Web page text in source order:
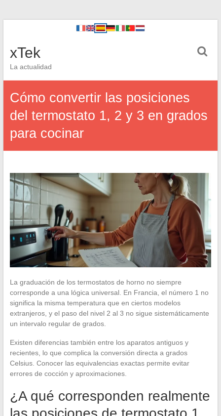
xTek
La actualidad
Cómo convertir las posiciones
del termostato 1, 2 y 3 en grados
para cocinar
La graduación de los termostatos de horno no siempre
corresponde a una lógica universal. En Francia, el número 1 no
significa la misma temperatura que en ciertos modelos
extranjeros, y el paso del nivel 2 al 3 no sigue sistemáticamente
un intervalo regular de grados.
Existen diferencias también entre los aparatos antiguos y
recientes, lo que complica la conversión directa a grados
Celsius. Conocer las equivalencias exactas permite evitar
errores de cocción y aproximaciones.
¿A qué corresponden realmente